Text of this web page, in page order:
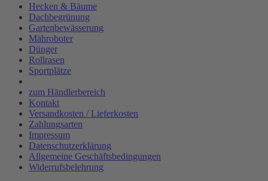
Hecken & Bäume
Dachbegrünung
Gartenbewässerung
Mähroboter
Dünger
Rollrasen
Sportplätze
zum Händlerbereich
Kontakt
Versandkosten / Lieferkosten
Zahlungsarten
Impressum
Datenschutzerklärung
Allgemeine Geschäftsbedingungen
Widerrufsbelehrung